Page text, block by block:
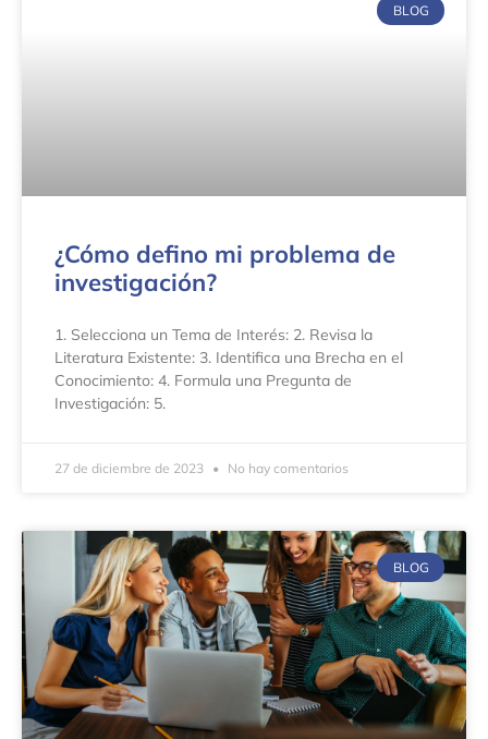
BLOG
¿Cómo defino mi problema de
investigación?
1. Selecciona un Tema de Interés: 2. Revisa la
Literatura Existente: 3. Identifica una Brecha en el
Conocimiento: 4. Formula una Pregunta de
Investigación: 5.
27 de diciembre de 2023 No hay comentarios
BLOG